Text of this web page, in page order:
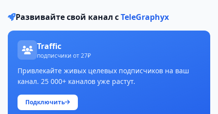
Развивайте свой канал сTeleGraphyx
Traffic
подписчики от 27₽
Привлекайте живых целевых подписчиков на ваш
канал. 25 000+ каналов уже растут.
Подключить